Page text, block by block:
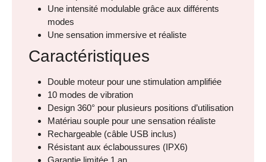
Une intensité modulable grâce aux différents
modes
Une sensation immersive et réaliste
Caractéristiques
Double moteur pour une stimulation amplifiée
10 modes de vibration
Design 360° pour plusieurs positions d’utilisation
Matériau souple pour une sensation réaliste
Rechargeable (câble USB inclus)
Résistant aux éclaboussures (IPX6)